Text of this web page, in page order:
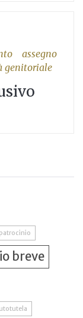
assegno
genitoriale
breve